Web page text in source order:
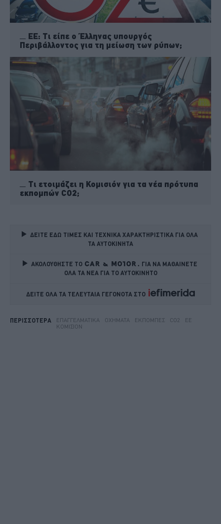
ΕΕ: Τι είπε ο Έλληνας υπουργός
Περιβάλλοντος για τη μείωση των ρύπων;
Τι ετοιμάζει η Κομισιόν για τα νέα πρότυπα
εκπομπών CO2;
ΔΕΙΤΕ ΕΔΩ ΤΙΜΕΣ ΚΑΙ ΤΕΧΝΙΚΑ ΧΑΡΑΚΤΗΡΙΣΤΙΚΑ ΓΙΑ ΟΛΑ
ΤΑ ΑΥΤΟΚΙΝΗΤΑ
ΑΚΟΛΟΥΘΗΣΤΕ ΤΟ
ΓΙΑ ΝΑ ΜΑΘΑΙΝΕΤΕ
ΟΛΑ ΤΑ ΝΕΑ ΓΙΑ ΤΟ ΑΥΤΟΚΙΝΗΤΟ
ΔΕΙΤΕ ΟΛΑ ΤΑ ΤΕΛΕΥΤΑΙΑ ΓΕΓΟΝΟΤΑ ΣΤΟ
ΠΕΡΙΣΣΟΤΕΡΑ ΕΠΑΓΓΕΛΜΑΤΙΚΆ ΟΧΉΜΑΤΑ ΕΚΠΟΜΠΈΣ CO2
EE
ΚΟΜΙΣΙΌΝ